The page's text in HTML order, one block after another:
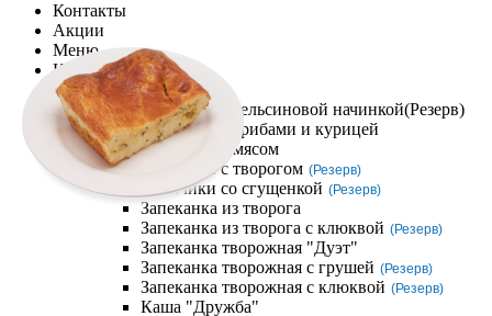
Контакты
Акции
Меню
Компания
Завтраки
Блинчик с апельсиновой начинкой(Резерв)
Блинчики с грибами и курицей
Блинчики с мясом
Блинчики с творогом (Резерв)
Блинчики со сгущенкой (Резерв)
Запеканка из творога
Запеканка из творога с клюквой (Резерв)
Запеканка творожная "Дуэт"
Запеканка творожная с грушей (Резерв)
Запеканка творожная с клюквой (Резерв)
Каша "Дружба"